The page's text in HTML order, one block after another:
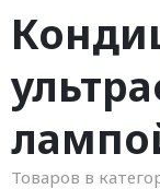
Товаров в